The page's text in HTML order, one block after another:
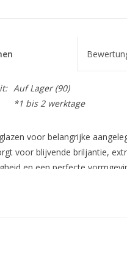
Auf Lager(90)
*1 bis 2 werktage
voor belangrijke
voor blijvende briljantie,
en een perfecte